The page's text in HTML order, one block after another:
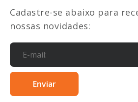
Cadastre-se abaixo para
nossas novidades: